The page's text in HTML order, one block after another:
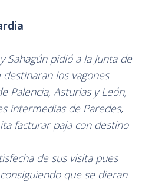
Sahagún pidió a la Junta de
los vagones
Palencia, Asturias y León,
intermedias de Paredes,
facturar paja con destino
de sus visita pues
que se dieran